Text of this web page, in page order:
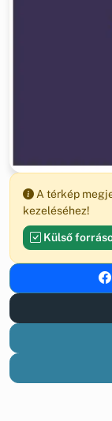
A térkép
kezeléséhez!
Külső